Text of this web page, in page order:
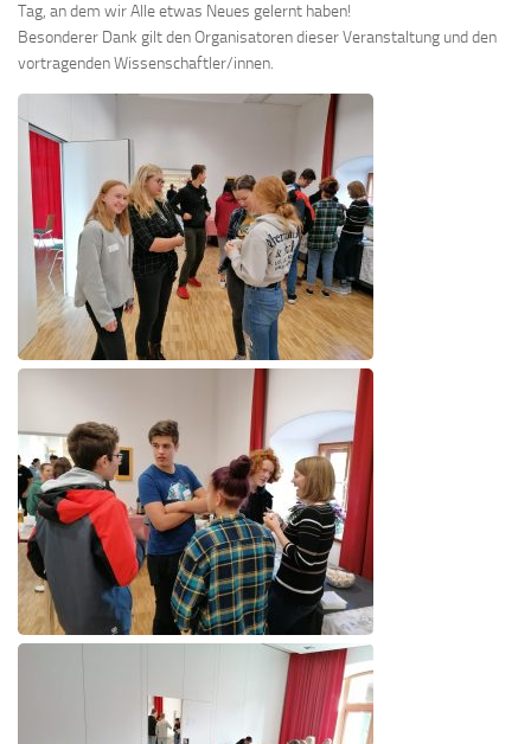
Tag, an dem wir Alle etwas Neues gelernt haben!
Besonderer Dank gilt den Organisatoren dieser Veranstaltung und den
vortragenden Wissenschaftler/innen.